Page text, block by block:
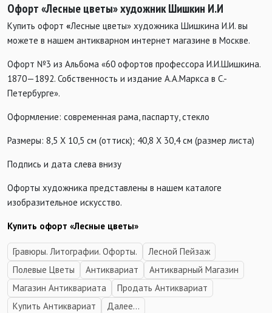
Офорт «Лесные цветы» художникШишкин И.И
Купить офорт «Лесные цветы» художника Шишкина И.И. вы
можете в нашем антикварном интернет магазине в Москве.
Офорт №3 из Альбома «60 офортов профессора И.И.Шишкина.
1870—1892. Собственность и издание А.А.Маркса в С.-
Петербурге».
Оформление: современная рама, паспарту, стекло
Размеры: 8,5 Х 10,5 см (оттиск); 40,8 Х 30,4 см (размер листа)
Подпись и дата слева внизу
Офорты художника представлены в нашем каталоге
изобразительное искусство.
Купить офорт «Лесные цветы»
Гравюры. Литографии. Офорты.
Лесной Пейзаж
Полевые Цветы
Антиквариат
Антикварный Магазин
Магазин Антиквариата
Продать Антиквариат
Купить Антиквариат
Далее...